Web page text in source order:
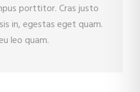
porttitor. Cras justo
in, egestas eget quam.
leo quam.